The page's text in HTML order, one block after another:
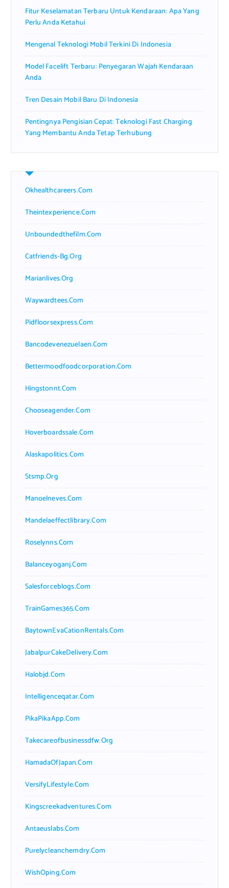
:Fitur Keselamatan Terbaru Untuk Kendaraan: Apa Yang
Perlu Anda Ketahui
Mengenal Teknologi Mobil Terkini Di Indonesia
Model Facelift Terbaru: Penyegaran Wajah Kendaraan
Anda
Tren Desain Mobil Baru Di Indonesia
Pentingnya Pengisian Cepat: Teknologi Fast Charging
Yang Membantu Anda Tetap Terhubung
Okhealthcareers.com
Theintexperience.com
Unboundedthefilm.com
Catfriends-Bg.org
Marianlives.org
Waywardtees.com
Pidfloorsexpress.com
Bancodevenezuelaen.com
Bettermoodfoodcorporation.com
Hingstonnt.com
Chooseagender.com
Hoverboardssale.com
Alaskapolitics.com
Stsmp.org
Manoelneves.com
Mandelaeffectlibrary.com
Roselynns.com
Balanceyoganj.com
Salesforceblogs.com
TrainGames365.com
BaytownEvaCationRentals.com
JabalpurCakeDelivery.com
Halobjd.com
Intelligenceqatar.com
PikaPikaApp.com
Takecareofbusinessdfw.org
HamadaOfJapan.com
VersifyLifestyle.com
Kingscreekadventures.com
Antaeuslabs.com
Purelycleanchemdry.com
WishOping.com